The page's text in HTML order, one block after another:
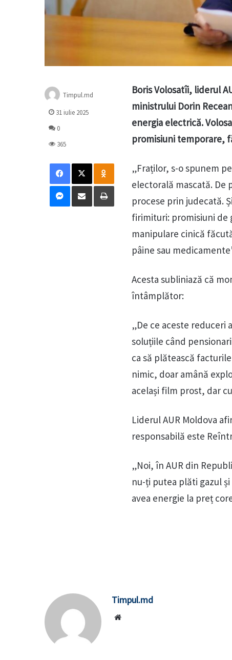
Boris Volosatîi, liderul
ministrului Dorin
energia electrică.
promisiuni temporare,
„Fraților, s-o spunem
electorală mascată. De
procese prin judecată.
firimituri: promisiuni de
manipulare cinică
pâine sau
Acesta subliniază că
întâmplător:
„De ce aceste reduceri
soluțiile când
ca să plătească
nimic, doar amână
același film prost, dar
Liderul AUR Moldova
responsabilă este
„Noi, în AUR din
nu-ți putea plăti gazul
avea energie la preț
Timpul.md
31 iulie 2025
0
365
Facebook
X Odnoklassniki
Messenger
Distribuie prin mail Tipărește
Timpul.md